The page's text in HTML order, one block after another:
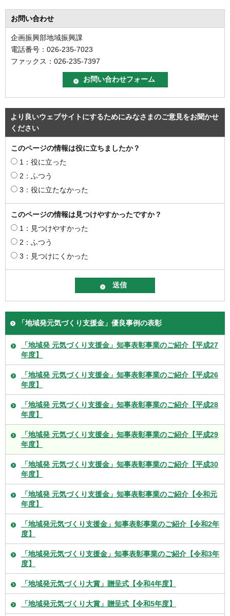
お問い合わせ
企画振興部地域振興課
電話番号：026-235-7023
ファックス：026-235-7397
より良いウェブサイトにするためにみなさまのご意見をお聞かせ
ください
このページの情報は役に立ちましたか？
1：役に立った
2：ふつう
3：役に立たなかった
このページの情報は見つけやすかったですか？
1：見つけやすかった
2：ふつう
3：見つけにくかった
「地域発元気づくり支援金」優良事例の表彰
「地域発 元気づくり支援金」知事表彰事業のご紹介【平成27
年度】
「地域発 元気づくり支援金」知事表彰事業のご紹介【平成26
年度】
「地域発 元気づくり支援金」知事表彰事業のご紹介【平成28
年度】
「地域発 元気づくり支援金」知事表彰事業のご紹介【平成29
年度】
「地域発 元気づくり支援金」知事表彰事業のご紹介【平成30
年度】
「地域発 元気づくり支援金」知事表彰事業のご紹介【令和元
年度】
「地域発元気づくり支援金」知事表彰事業のご紹介【令和2年
度】
「地域発元気づくり支援金」知事表彰事業のご紹介【令和3年
度】
「地域発元気づくり大賞」贈呈式【令和4年度】
「地域発元気づくり大賞」贈呈式【令和5年度】